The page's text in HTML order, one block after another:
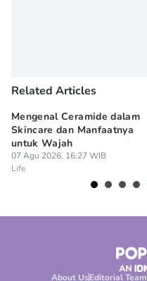
Related Articles
Mengenal Ceramide dalam
Skincare dan Manfaatnya
untuk Wajah
07 Agu 2026, 16:27 WIB
Life
About UsEditorial Team